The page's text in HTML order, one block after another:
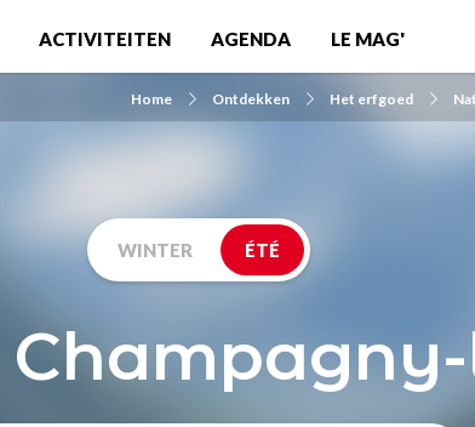
ACTIVITEITEN AGENDA LE MAG'
Home Ontdekken Het erfgoed
WINTER ÉTÉ